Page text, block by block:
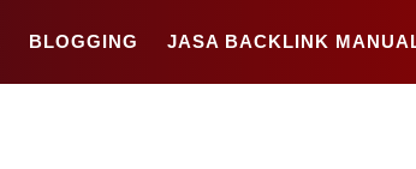
BLOGGING JASA BACKLINK